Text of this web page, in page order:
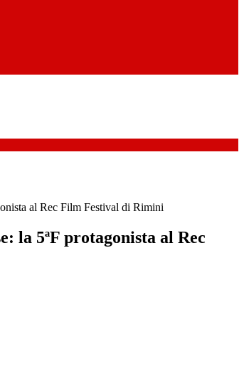
al Rec Film Festival di Rimini
la 5ªF protagonista al Rec